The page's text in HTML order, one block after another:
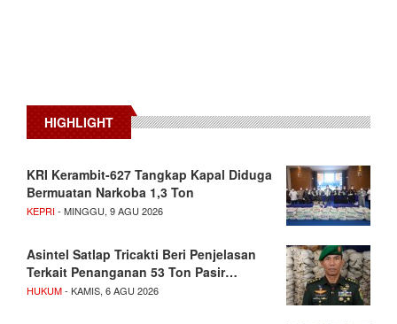
HIGHLIGHT
KRI Kerambit-627 Tangkap Kapal Diduga
Bermuatan Narkoba 1,3 Ton
KEPRI- MINGGU, 9 AGU 2026
Asintel Satlap Tricakti Beri Penjelasan
Terkait Penanganan 53 Ton Pasir…
HUKUM- KAMIS, 6 AGU 2026